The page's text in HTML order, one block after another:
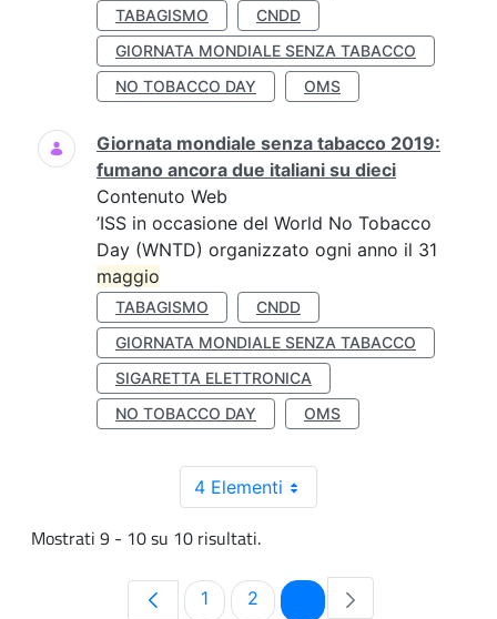
TABAGISMO
CNDD
GIORNATA MONDIALE SENZA TABACCO
NO TOBACCO DAY
OMS
Giornata mondiale senza tabacco 2019:
fumano ancora due italiani su dieci
Contenuto Web
’ISS in occasione del World No Tobacco
Day (WNTD) organizzato ogni anno il 31
maggio
TABAGISMO
CNDD
GIORNATA MONDIALE SENZA TABACCO
SIGARETTA ELETTRONICA
NO TOBACCO DAY
OMS
4 Elementi
Mostrati 9 - 10 su 10 risultati.
Pagina
1 Pagina
2 Pagina